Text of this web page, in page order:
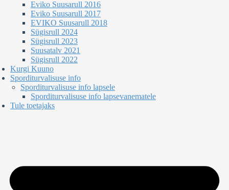
Eviko Suusarull 2016
Eviko Suusarull 2017
EVIKO Suusarull 2018
Sügisrull 2024
Sügisrull 2023
Suusatalv 2021
Sügisrull 2022
Kurgi Kuuno
Sporditurvalisuse info
Sporditurvalisuse info lapsele
Sporditurvalisuse info lapsevanematele
Tule toetajaks